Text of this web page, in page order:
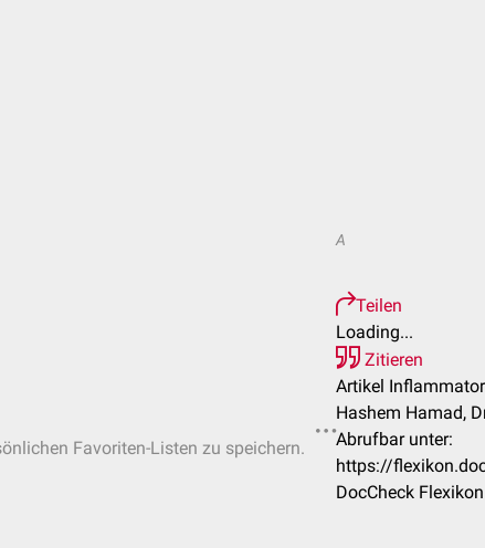
Favoriten-Listen zu speichern.
A
Teilen
Loading...
Zitieren
Artikel
Hashem Hamad,
Abrufbar unter:
https://
DocCheck